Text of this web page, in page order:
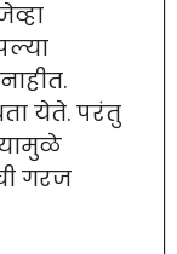
येते. परंतु
गरज